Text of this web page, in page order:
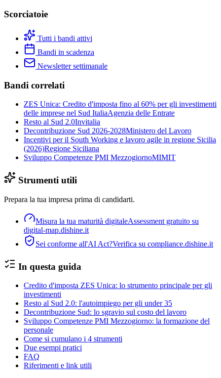
Scorciatoie
Tutti i bandi attivi
Bandi in scadenza
Newsletter settimanale
Bandi correlati
ZES Unica: Credito d'imposta fino al 60% per gli investimenti
delle imprese nel Sud ItaliaAgenzia delle Entrate
Resto al Sud 2.0Invitalia
Decontribuzione Sud 2026-2028Ministero del Lavoro
Incentivi per il South Working e lavoro agile in regione Sicilia
(2026)Regione Siciliana
Sviluppo Competenze PMI MezzogiornoMIMIT
Strumenti utili
Prepara la tua impresa prima di candidarti.
Misura la tua maturità digitaleAssessment gratuito su
digital-map.dishine.it
Sei conforme all'AI Act?Verifica su compliance.dishine.it
In questa guida
Credito d'imposta ZES Unica: lo strumento principale per gli
investimenti
Resto al Sud 2.0: l'autoimpiego per gli under 35
Decontribuzione Sud: lo sgravio sul costo del lavoro
Sviluppo Competenze PMI Mezzogiorno: la formazione del
personale
Come si cumulano i 4 strumenti
Due esempi pratici
FAQ
Riferimenti e link utili